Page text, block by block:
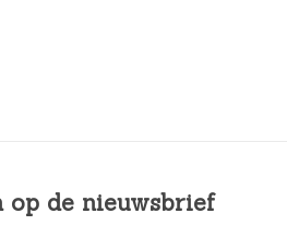
op de nieuwsbrief